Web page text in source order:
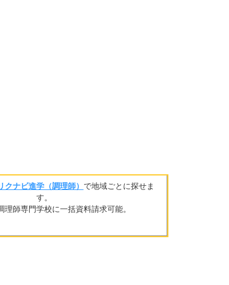
クナビ進学（調理師） で地域ごとに探せま
す。
理師専門学校に一括資料請求可能。